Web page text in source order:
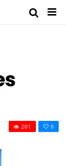
0
201